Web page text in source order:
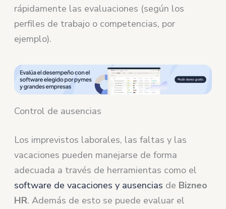
rápidamente las evaluaciones (según los
perfiles de trabajo o competencias, por
ejemplo).
Control de ausencias
Los imprevistos laborales, las faltas y las
vacaciones pueden manejarse de forma
adecuada a través de herramientas como el
software de vacaciones y ausencias de Bizneo
HR. Además de esto se puede evaluar el